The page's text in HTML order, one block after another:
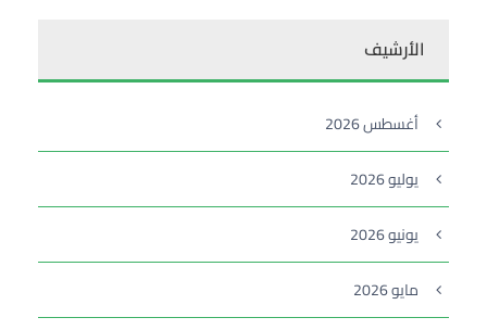
الأرشيف
أغسطس 2026
يوليو 2026
يونيو 2026
مايو 2026